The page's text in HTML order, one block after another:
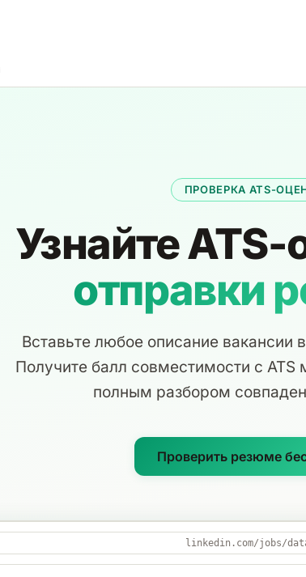
ПРОВЕРКА ATS-
Узнайте
отправки
Вставьте любое описание
Получите балл совместимости с ATS
полным разбором
Проверить резюме
linkedin.com/jobs/